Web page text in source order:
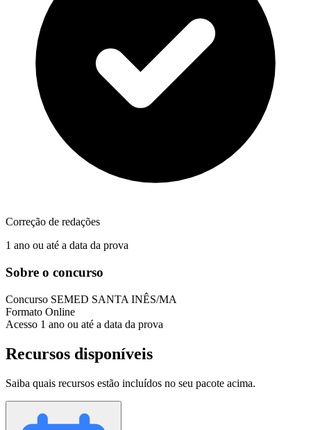
Correção de redações
1 ano ou até a data da prova
Sobre o concurso
Concurso SEMED SANTA INÊS/MA
Formato Online
Acesso 1 ano ou até a data da prova
Recursos disponíveis
Saiba quais recursos estão incluídos no seu pacote acima.